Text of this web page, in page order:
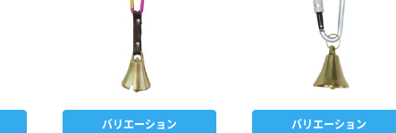
バリエーション バリエーション